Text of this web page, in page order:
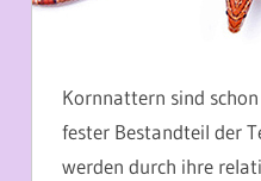
Kornnattern sind
fester Bestandteil der
werden durch ihre